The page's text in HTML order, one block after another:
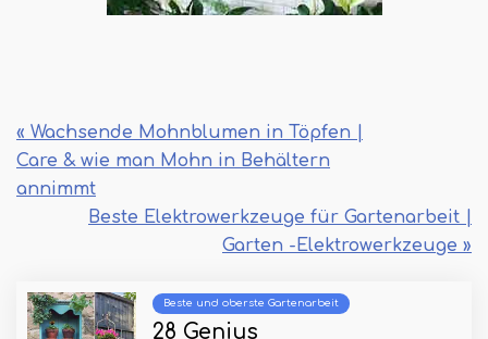
« Wachsende Mohnblumen in Töpfen |
Care & wie man Mohn in Behältern
annimmt
Beste Elektrowerkzeuge für Gartenarbeit |
Garten -Elektrowerkzeuge »
Beste und oberste Gartenarbeit
28 Genius